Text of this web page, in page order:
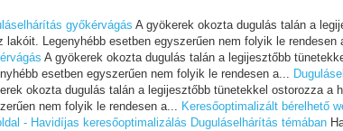
győkérvágás A gyökerek okozta dugulás talán a
lakóit. Legenyhébb esetben egyszerűen nem folyik le rendesen
A gyökerek okozta dugulás talán a legijesztőbb
esetben egyszerűen nem folyik le rendesen a...
okozta dugulás talán a legijesztőbb tünetekkel ostorozza a
nem folyik le rendesen a... Keresőoptimalizált bérelhető
- Havidíjas keresőoptimalizálás Duguláselhárítás témában